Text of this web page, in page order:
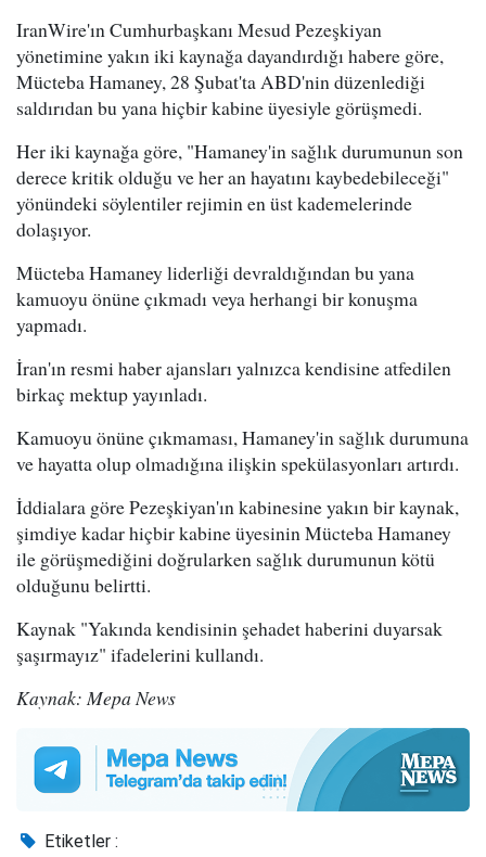
IranWire'ın Cumhurbaşkanı Mesud Pezeşkiyan
yönetimine yakın iki kaynağa dayandırdığı habere göre,
Mücteba Hamaney, 28 Şubat'ta ABD'nin düzenlediği
saldırıdan bu yana hiçbir kabine üyesiyle görüşmedi.
Her iki kaynağa göre, "Hamaney'in sağlık durumunun son
derece kritik olduğu ve her an hayatını kaybedebileceği"
yönündeki söylentiler rejimin en üst kademelerinde
dolaşıyor.
Mücteba Hamaney liderliği devraldığından bu yana
kamuoyu önüne çıkmadı veya herhangi bir konuşma
yapmadı.
İran'ın resmi haber ajansları yalnızca kendisine atfedilen
birkaç mektup yayınladı.
Kamuoyu önüne çıkmaması, Hamaney'in sağlık durumuna
ve hayatta olup olmadığına ilişkin spekülasyonları artırdı.
İddialara göre Pezeşkiyan'ın kabinesine yakın bir kaynak,
şimdiye kadar hiçbir kabine üyesinin Mücteba Hamaney
ile görüşmediğini doğrularken sağlık durumunun kötü
olduğunu belirtti.
Kaynak "Yakında kendisinin şehadet haberini duyarsak
şaşırmayız" ifadelerini kullandı.
Kaynak: Mepa News
Etiketler :